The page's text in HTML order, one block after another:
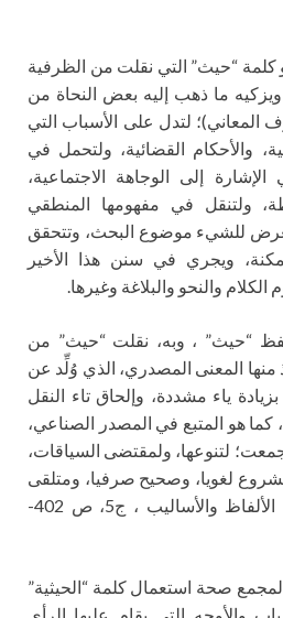
كلمة “حيث” التي نقلت من الظرفية
ما ذهب إليه بعض النحاة من
المعاني)؛ لتدل على الأسباب التي
والأحكام القضائية، ولتحمل في
الإشارة إلى الوجاهة الاجتماعية،
ولتنقل في مفهومها المنطقي
تعرض للشيء موضوع البحث، وتتحقق
ويجري في سنن هذا الأخير
والنحو والبلاغة وغيرها.
“حيث” ، وبه، نقلت “حيث” من
منها المعنى المصدري، الذي وُلِّد عن
ياء مشددة، وإلحاق تاء النقل
كما هو المتبع في المصدر الصناعي،
لتنوعها، ولمقتضى السياقات،
لغويا، وصحيح صرفيا، ومتلقى
بحسن القبول استعمالا” [ الألفاظ والأساليب ، ج5، ص 402-
صحة استعمال كلمة “الحيثية”